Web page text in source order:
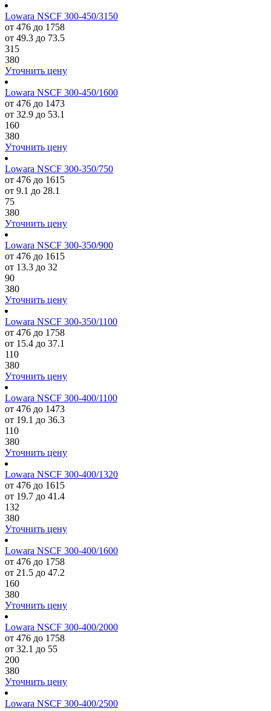
Lowara NSCF 300-450/3150
от 476 до 1758
от 49.3 до 73.5
315
380
Уточнить цену
Lowara NSCF 300-450/1600
от 476 до 1473
от 32.9 до 53.1
160
380
Уточнить цену
Lowara NSCF 300-350/750
от 476 до 1615
от 9.1 до 28.1
75
380
Уточнить цену
Lowara NSCF 300-350/900
от 476 до 1615
от 13.3 до 32
90
380
Уточнить цену
Lowara NSCF 300-350/1100
от 476 до 1758
от 15.4 до 37.1
110
380
Уточнить цену
Lowara NSCF 300-400/1100
от 476 до 1473
от 19.1 до 36.3
110
380
Уточнить цену
Lowara NSCF 300-400/1320
от 476 до 1615
от 19.7 до 41.4
132
380
Уточнить цену
Lowara NSCF 300-400/1600
от 476 до 1758
от 21.5 до 47.2
160
380
Уточнить цену
Lowara NSCF 300-400/2000
от 476 до 1758
от 32.1 до 55
200
380
Уточнить цену
Lowara NSCF 300-400/2500